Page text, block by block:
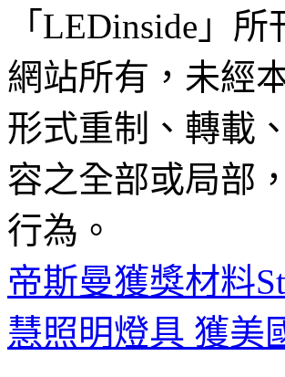
「LEDinside」
網站所有，未經
形式重制、轉載
容之全部或局部
行為。
帝斯曼獲獎材料
慧照明燈具 獲美